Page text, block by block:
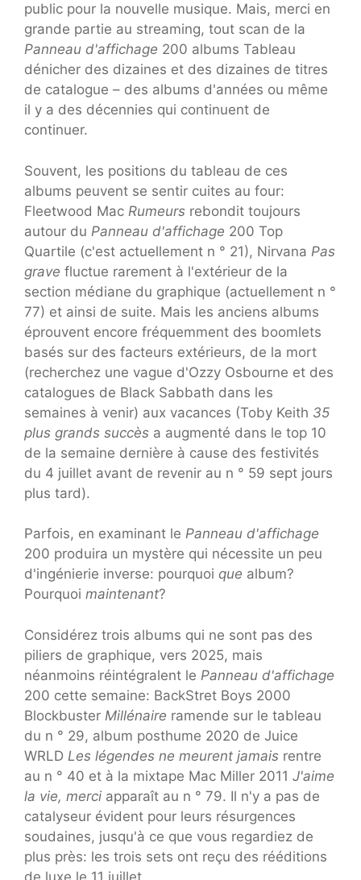
public pour la nouvelle musique. Mais, merci en
grande partie au streaming, tout scan de la
Panneau d'affichage 200 albums Tableau
dénicher des dizaines et des dizaines de titres
de catalogue – des albums d'années ou même
il y a des décennies qui continuent de
continuer.
Souvent, les positions du tableau de ces
albums peuvent se sentir cuites au four:
Fleetwood Mac Rumeurs rebondit toujours
autour du Panneau d'affichage 200 Top
Quartile (c'est actuellement n ° 21), Nirvana Pas
grave fluctue rarement à l'extérieur de la
section médiane du graphique (actuellement n °
77) et ainsi de suite. Mais les anciens albums
éprouvent encore fréquemment des boomlets
basés sur des facteurs extérieurs, de la mort
(recherchez une vague d'Ozzy Osbourne et des
catalogues de Black Sabbath dans les
semaines à venir) aux vacances (Toby Keith 35
plus grands succès a augmenté dans le top 10
de la semaine dernière à cause des festivités
du 4 juillet avant de revenir au n ° 59 sept jours
plus tard).
Parfois, en examinant le Panneau d'affichage
200 produira un mystère qui nécessite un peu
d'ingénierie inverse: pourquoi que album?
Pourquoi maintenant?
Considérez trois albums qui ne sont pas des
piliers de graphique, vers 2025, mais
néanmoins réintégralent le Panneau d'affichage
200 cette semaine: BackStret Boys 2000
Blockbuster Millénaire ramende sur le tableau
du n ° 29, album posthume 2020 de Juice
WRLD Les légendes ne meurent jamais rentre
au n ° 40 et à la mixtape Mac Miller 2011 J'aime
la vie, merci apparaît au n ° 79. Il n'y a pas de
catalyseur évident pour leurs résurgences
soudaines, jusqu'à ce que vous regardiez de
plus près: les trois sets ont reçu des rééditions
de luxe le 11 juillet.